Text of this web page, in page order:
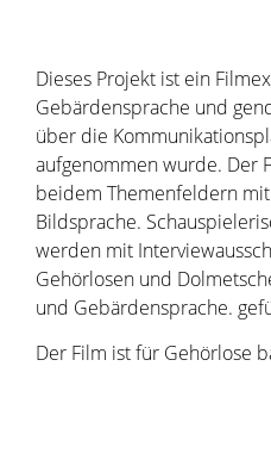
Dieses Projekt ist ein
Gebärdensprache und
über die
aufgenommen wurde. Der
beidem Themenfeldern
Bildsprache.
werden mit
Gehörlosen und
und Gebärdensprache.
Der Film ist für Gehörlose